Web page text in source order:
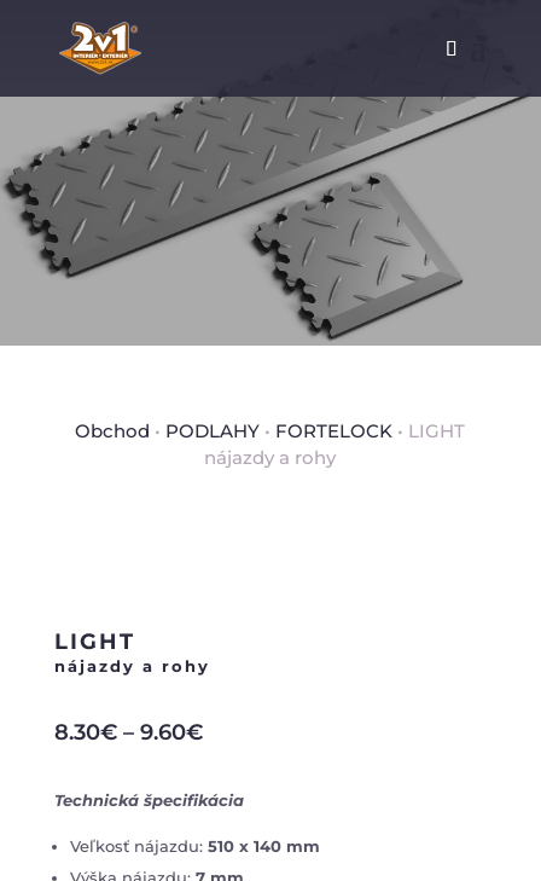
Obchod • PODLAHY • FORTELOCK • LIGHT
nájazdy a rohy
LIGHT
nájazdy a rohy
8.30€– 9.60€
Technická špecifikácia
Veľkosť nájazdu: 510 x 140 mm